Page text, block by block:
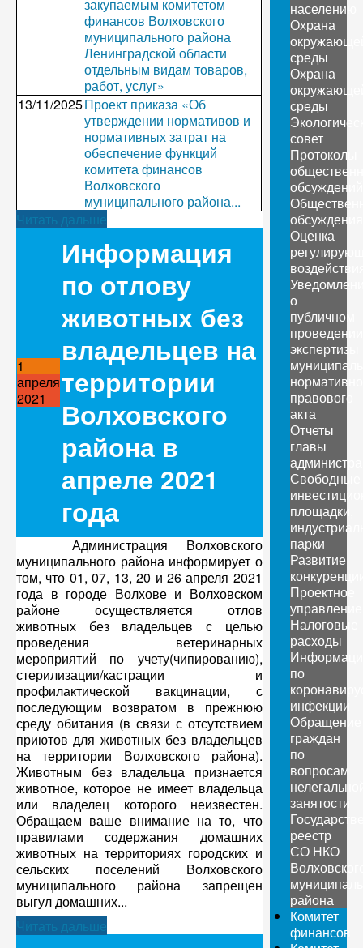
закупаемым комитетом
финансов Волховского
муниципального района
Ленинградской области
отдельным видам товаров,
работ, услуг»
13/11/2025Проект приказа «Об
утверждении нормативов и
нормативных затрат на
обеспечение функций
комитета финансов
Волховского
муниципального района...
Читать дальше
1
апреля
2021
Информация
по отлову
животных без
владельцев на
территории
Волховского
района в
апреле 2021
года
Администрация Волховского
муниципального района информирует о
том, что 01, 07, 13, 20 и 26 апреля 2021
года в городе Волхове и Волховском
районе осуществляется отлов
животных без владельцев с целью
проведения ветеринарных
мероприятий по учету(чипированию),
стерилизации/кастрации и
профилактической вакцинации, с
последующим возвратом в прежнюю
среду обитания (в связи с отсутствием
приютов для животных без владельцев
на территории Волховского района).
Животным без владельца признается
животное, которое не имеет владельца
или владелец которого неизвестен.
Обращаем ваше внимание на то, что
правилами содержания домашних
животных на территориях городских и
сельских поселений Волховского
муниципального района запрещен
выгул домашних...
Читать дальше
населению
Охрана
среды
Охрана
среды
совет
Протоколы
обсуждений
обсуждения
Оценка
о
публичном
проведении
экспертизы
правового
акта
Отчеты
главы
Свободные
площадки,
парки
Развитие
Проектное
управление
Налоговые
расходы
по
инфекции
Обращение
граждан
по
вопросам
занятости
реестр
СО НКО
района
Комитет
финансов